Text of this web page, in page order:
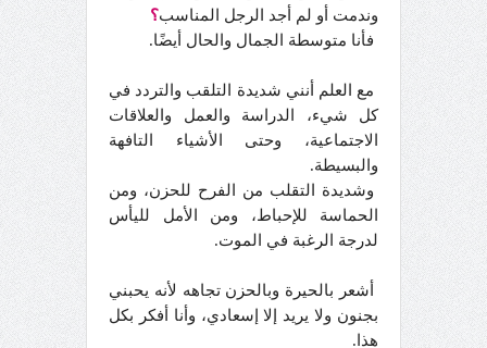
وندمت أو لم أجد الرجل المناسب؟
فأنا متوسطة الجمال والحال أيضًا.
مع العلم أنني شديدة التلقب والتردد في
كل شيء، الدراسة والعمل والعلاقات
الاجتماعية، وحتى الأشياء التافهة
والبسيطة.
وشديدة التقلب من الفرح للحزن، ومن
الحماسة للإحباط، ومن الأمل لليأس
لدرجة الرغبة في الموت.
أشعر بالحيرة وبالحزن تجاهه لأنه يحبني
بجنون ولا يريد إلا إسعادي، وأنا أفكر بكل
هذا.